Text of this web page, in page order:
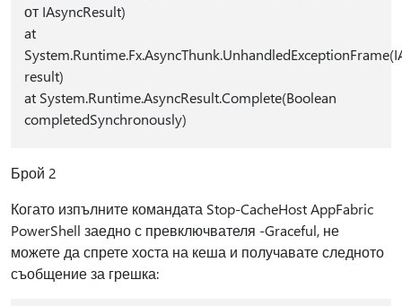
от IAsyncResult)
at
result)
at System.Runtime.AsyncResult.Complete(Boolean
completedSynchronously)
Брой 2
Когато изпълните командата Stop-CacheHost AppFabric
PowerShell заедно с превключвателя -Graceful, не
можете да спрете хоста на кеша и получавате следното
съобщение за грешка: